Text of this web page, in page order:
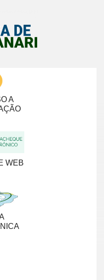
A
WEB